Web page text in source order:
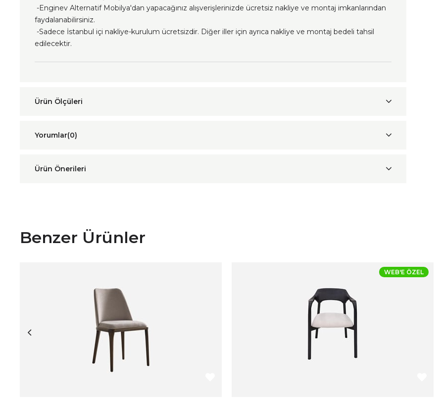
-Enginev Alternatif Mobilya'dan yapacağınız alışverişlerinizde ücretsiz nakliye ve montaj imkanlarından
faydalanabilirsiniz.
-Sadece İstanbul içi nakliye-kurulum ücretsizdir. Diğer iller için ayrıca nakliye ve montaj bedeli tahsil
edilecektir.
Yorumlar(0)
Ürün Önerileri
Benzer Ürünler
WEB'E ÖZEL